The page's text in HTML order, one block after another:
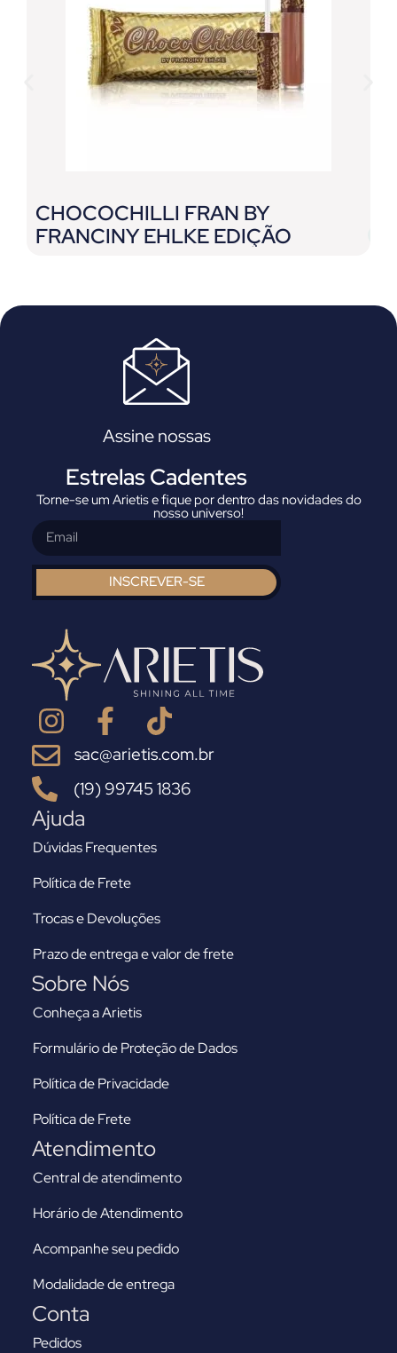
CHOCOCHILLI FRAN BY
FRANCINY EHLKE EDIÇÃO
Assine nossas
Estrelas Cadentes
Torne-se um Arietis e fique por dentro das novidades do
nosso universo!
INSCREVER-SE
sac@arietis.com.br
(19) 99745 1836
Ajuda
Dúvidas Frequentes
Política de Frete
Trocas e Devoluções
Prazo de entrega e valor de frete
Sobre Nós
Conheça a Arietis
Formulário de Proteção de Dados
Política de Privacidade
Política de Frete
Atendimento
Central de atendimento
Horário de Atendimento
Acompanhe seu pedido
Modalidade de entrega
Conta
Pedidos